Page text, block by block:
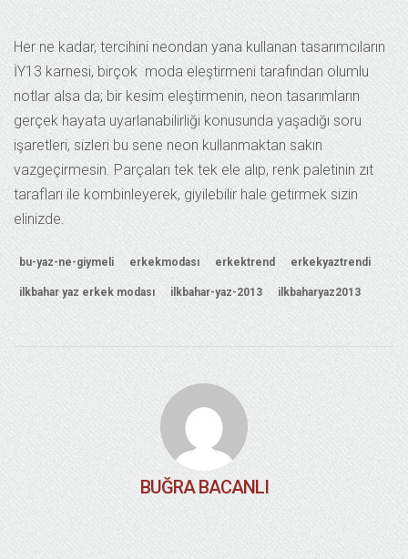
Her ne kadar, tercihini neondan yana kullanan tasarımcıların
İY13 karnesi, birçok moda eleştirmeni tarafından olumlu
notlar alsa da; bir kesim eleştirmenin, neon tasarımların
gerçek hayata uyarlanabilirliği konusunda yaşadığı soru
işaretleri, sizleri bu sene neon kullanmaktan sakın
vazgeçirmesin. Parçaları tek tek ele alıp, renk paletinin zıt
tarafları ile kombinleyerek, giyilebilir hale getirmek sizin
elinizde.
bu-yaz-ne-giymeli erkekmodası erkektrend erkekyaztrendi
ilkbahar yaz erkek modası ilkbahar-yaz-2013 ilkbaharyaz2013
BUĞRA BACANLI